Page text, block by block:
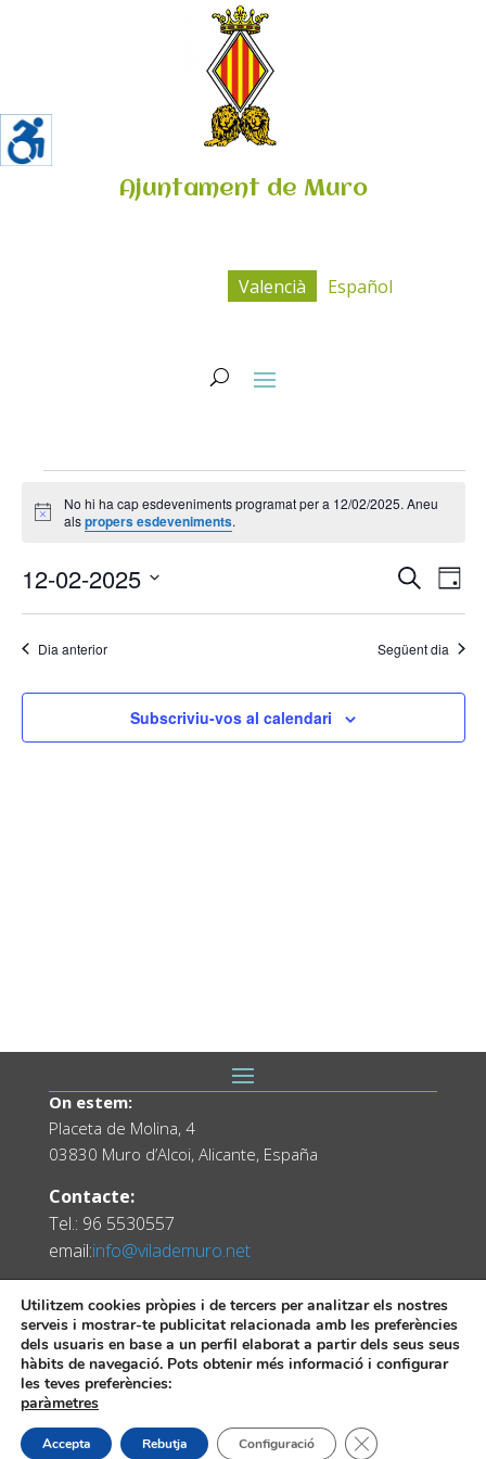
Ajuntament de Muro
Valencià Español
Esdeveniments
del
Avís
No hi ha cap esdeveniments programat per a 12/02/2025. Aneu
alspropers esdeveniments.
visual
cerca
Cerca
de
Dia
12-02-2025
Selecciona
unaDia anterior Següent dia
Subscriviu-vos al calendari
On estem:
Placeta de Molina, 4
03830 Muro d’Alcoi, Alicante, España
Contacte:
Tel.: 96 5530557
email:info@vilademuro.net
Web desenvolupada pel Servei d'Informàtica
Diputació d'Alacant.
Utilitzem cookies pròpies i de tercers per analitzar els nostres
serveis i mostrar-te publicitat relacionada amb les preferències
dels usuaris en base a un perfil elaborat a partir dels seus seus
hàbits de navegació. Pots obtenir més informació i configurar
les teves preferències:
paràmetres
Accepta Rebutja Configuració Tanca el bàner de